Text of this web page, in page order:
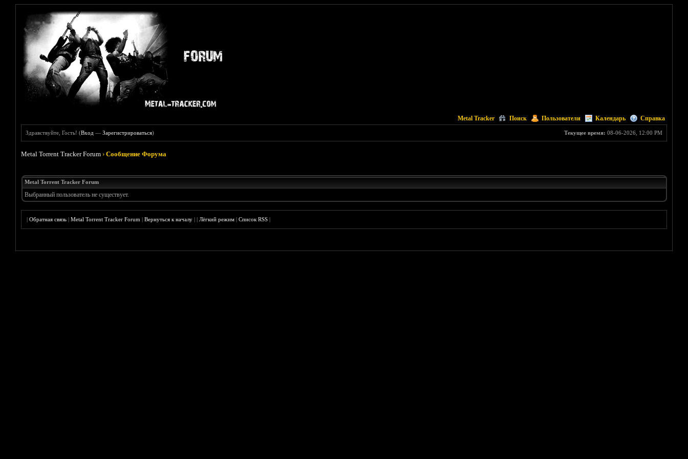
Metal Tracker Поиск Пользователи Календарь Справка
Текущее время: 08-06-2026, 12:00 PM
Здравствуйте, Гость! (Вход —Зарегистрироваться)
Metal Torrent Tracker Forum ›Сообщение Форума
Metal Torrent Tracker Forum
Выбранный пользователь не существует.
|Обратная связь |Metal Torrent Tracker Forum |Вернуться к началу ||Лёгкий режим |Список RSS |